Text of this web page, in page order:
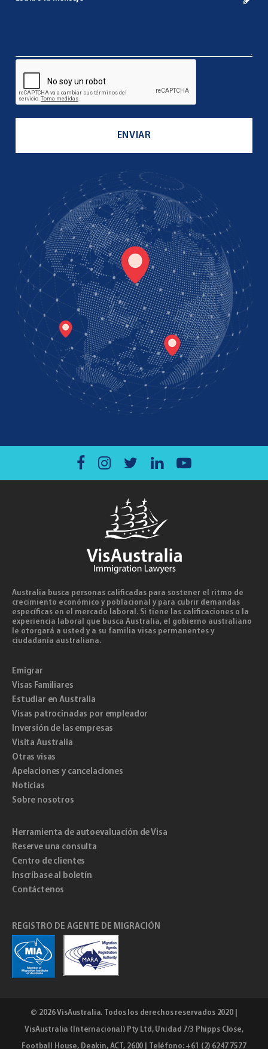
Australia busca personas calificadas para sostener el ritmo de
crecimiento económico y poblacional y para cubrir demandas
específicas en el mercado laboral. Si tiene las calificaciones o la
experiencia laboral que busca Australia, el gobierno australiano
le otorgará a usted y a su familia visas permanentes y
ciudadanía australiana.
Emigrar
Visas Familiares
Estudiar en Australia
Visas patrocinadas por empleador
Inversión de las empresas
Visita Australia
Otras visas
Apelaciones y cancelaciones
Noticias
Sobre nosotros
Herramienta de autoevaluación de Visa
Reserve una consulta
Centro de clientes
Inscríbase al boletín
Contáctenos
REGISTRO DE AGENTE DE MIGRACIÓN
© 2026VisAustralia. Todos los derechos reservados 2020 |
VisAustralia (Internacional) Pty Ltd, Unidad 7/3 Phipps Close,
Football House, Deakin, ACT, 2600 | Teléfono: +61 (2) 6247 7577